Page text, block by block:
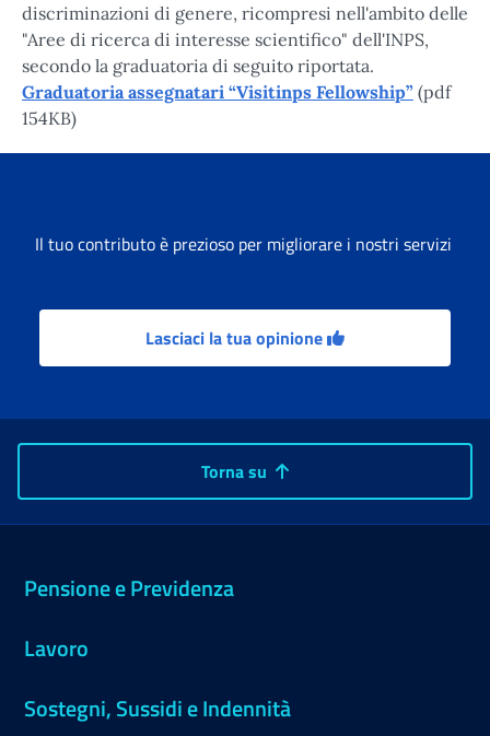
discriminazioni di genere, ricompresi nell'ambito delle
"Aree di ricerca di interesse scientifico" dell'INPS,
secondo la graduatoria di seguito riportata.
Graduatoria assegnatari “Visitinps Fellowship” (pdf
154KB)
Il tuo contributo è prezioso per migliorare i nostri servizi
Lasciaci la tua opinione
Torna su
Pensione e Previdenza
Lavoro
Sostegni, Sussidi e Indennità